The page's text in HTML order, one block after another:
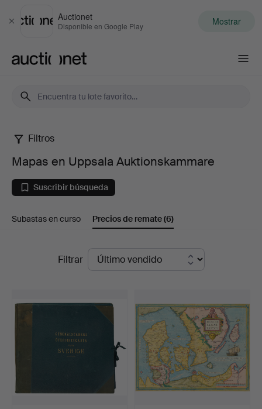
Cerrar
Auctionet
Disponible en Google Play Mostrar
Mapas
en
Uppsala
Auktionskammare
Filtros
Mapas en Uppsala Auktionskammare
Suscribir búsqueda
Subastas en curso Precios de remate(6)
remate
Filtrar